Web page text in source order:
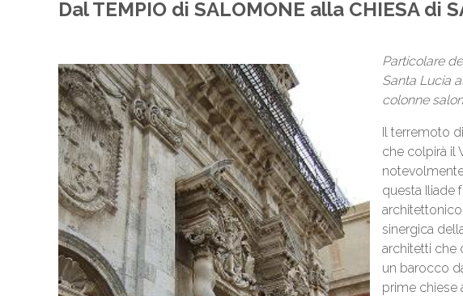
Dal TEMPIO di SALOMONE alla CHIESA di
Particolare
Santa Lucia
colonne
Il terremoto
che colpirà il
questa Iliade
sinergica
architetti che
un barocco
prime chiese